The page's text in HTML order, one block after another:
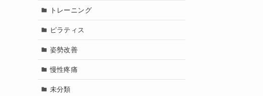
トレーニング
ピラティス
姿勢改善
慢性疼痛
未分類